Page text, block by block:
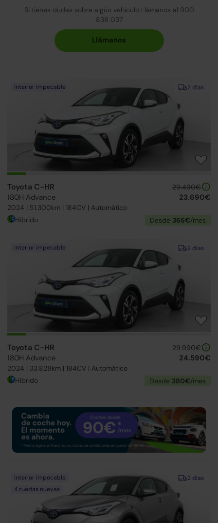
Si tienes dudas sobre algún vehículo Llámanos al 900
838 037
2 días
Interior impecable
Toyota C-HR
180H Advance
2024 | 51.300km | 184CV | Automático
29.490€
23.690€
Híbrido Desde 366€/mes
2 días
Interior impecable
Toyota C-HR
180H Advance
2024 | 33.828km | 184CV | Automático
29.990€
24.590€
Híbrido Desde 380€/mes
2 días
Interior impecable
4 ruedas nuevas